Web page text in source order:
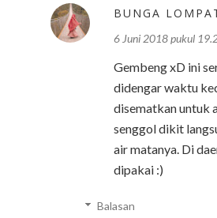
BUNGA
6 Juni 2018 pukul
Gembeng xD ini
didengar waktu
disematkan untuk
senggol dikit
air matanya. Di
dipakai :)
Balasan